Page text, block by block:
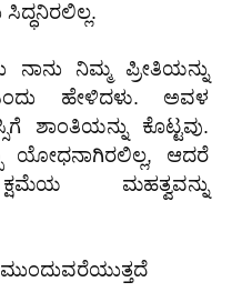
ನಿಮ್ಮ ಪ್ರೀತಿಯನ್ನು
ಹೇಳಿದಳು. ಅವಳ
ಶಾಂತಿಯನ್ನು ಕೊಟ್ಟವು.
ಆದರೆ
ಮಹತ್ವವನ್ನು